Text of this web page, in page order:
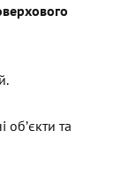
об’єкти та